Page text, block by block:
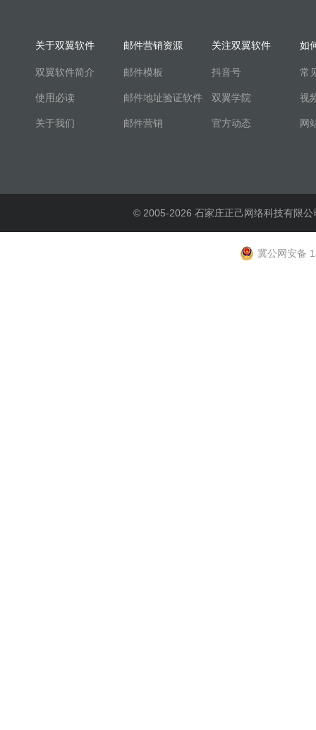
关于双翼软件
双翼软件简介
使用必读
关于我们
邮件营销资源
邮件模板
邮件地址验证软件
邮件营销
关注双翼软件
抖音号
双翼学院
官方动态
如
常
视
网
© 2005-2026 石家庄正己网络科技有限
冀公网安备